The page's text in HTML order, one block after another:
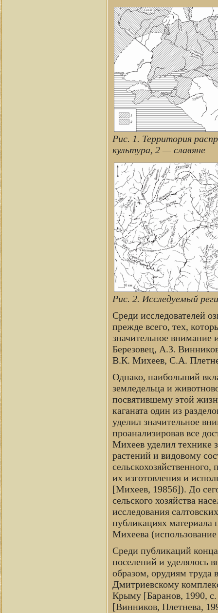
Рис. 1. Территория
культура, 2 — славяне
Рис. 2. Исследуемый
Среди исследователей
прежде всего, тех,
значительное
Березовец, А.З.
В.К. Михеев, С.А.
Однако, наибольший
земледельца и
посвятившему этой
каганата один из
уделил значительное
проанализировав все
Михеев уделил технике
растений и видовому
их изготовления и
[Михеев, 19856]). До
сельского хозяйства
исследования
публикациях
Михеева
Среди публикаций
поселений и уделялось
образом, орудиям труда
Дмитриевскому
Крыму [Баранов, 1990,
[Винников, Плетнева,